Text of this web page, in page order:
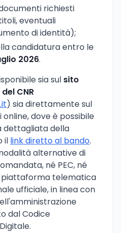
richiesti
eventuali
di identità);
candidatura entro le
2026.
sia sul sito
CNR
) sia direttamente sul
dove è possibile
dettagliata della
il link diretto al bando.
alternative di
né PEC, né
piattaforma telematica
ufficiale, in linea con
dal Codice